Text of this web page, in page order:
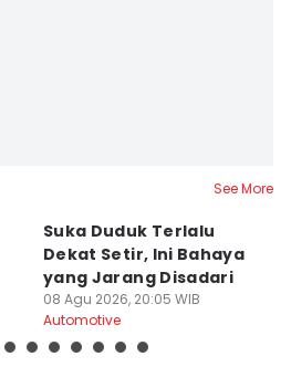
See More
Suka Duduk Terlalu
Dekat Setir, Ini Bahaya
yang Jarang Disadari
08 Agu 2026, 20:05 WIB
Automotive